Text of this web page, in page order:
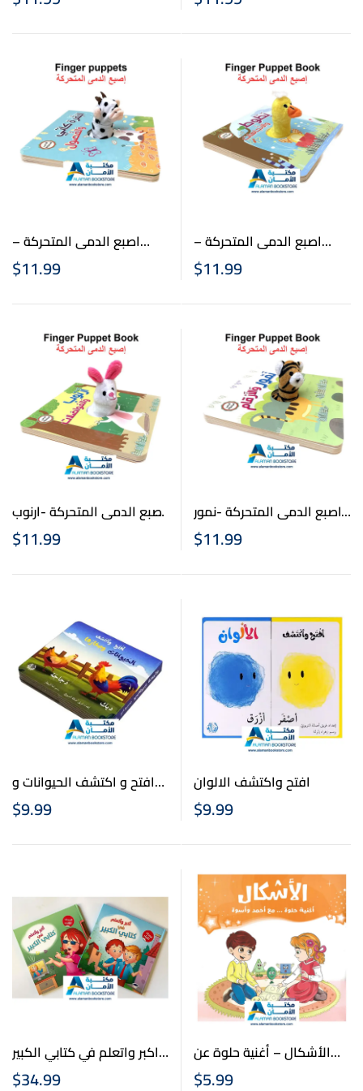
اصبع الدمى المتحركة –
البقرة كاتي والفصول –
Finger Puppets- Cow Katie
and the Seasons
$11.99
اصبع الدمى المتحركة –
بطوط والاتجاهات- Finger
Puppet Book – Batot and
the Directions
$11.99
اصبع الدمى المتحركة -ارنوب
والمواصلات – Finger
Puppet Book- Arnob &
Transportation
$11.99
اصبع الدمى المتحركة -نمور
والارقام – Finger Puppet
Book- Namoor & The
Number
$11.99
افتح و اكتشف الحيوانات و
صغارها
$9.99
افتح واكتشف الالوان
$9.99
اكبر واتعلم في كتابي الكبير
(مجلدين) – I Grow & Learn
$34.99
الأشكال – أغنية حلوة عن
$5.99